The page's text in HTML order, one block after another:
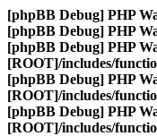
[phpBB Debug] PHP
[phpBB Debug] PHP
[phpBB Debug] PHP
[ROOT]/includes/
[phpBB Debug] PHP
[ROOT]/includes/
[phpBB Debug] PHP
[ROOT]/includes/